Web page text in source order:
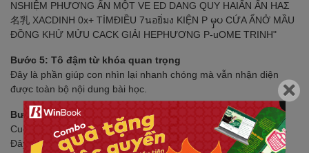
Bước 5: Tô đậm từ khóa quan trọng
Đây là phần giúp con nhìn lại nhanh chóng mà vẫn nhận diện
được toàn bộ nội dung bài học.
Bước 6: Cùng con trình bày lại sơ đồ
Cuối cùng, hãy đề nghị con giải thích lại từng phần trong sơ đồ.
Đây là cách giúp kiến thức in sâu và cũng là cơ hội để cha mẹ